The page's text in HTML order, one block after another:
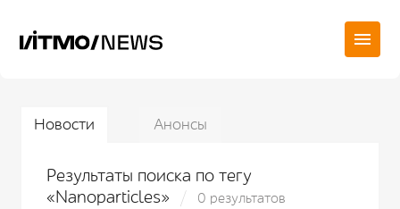
Новости Анонсы
Результаты поиска по тегу
«Nanoparticles»
0 результатов